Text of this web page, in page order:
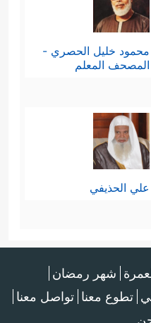
محمود خليل الحصري -
المصحف المعلم
علي الحذيفي
شهر رمضان
تطوع معنا تواصل معنا